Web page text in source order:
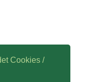
Cookies /
Impressum